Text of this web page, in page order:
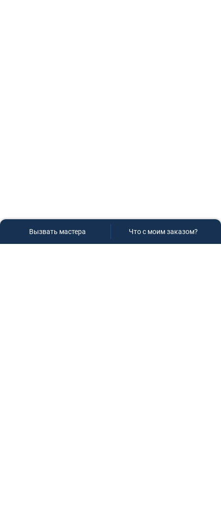
Вызвать мастера Что с моим заказом?